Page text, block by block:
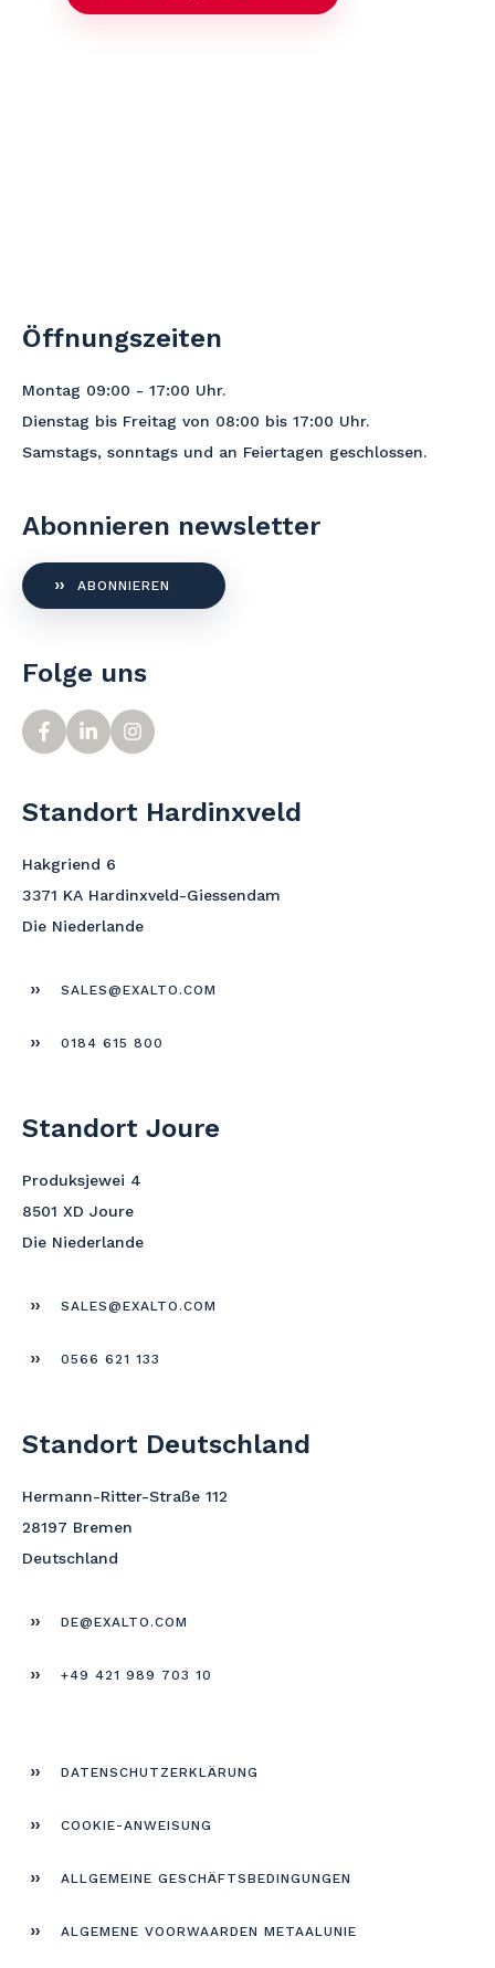
Öffnungszeiten
Montag 09:00 - 17:00 Uhr.
Dienstag bis Freitag von 08:00 bis 17:00 Uhr.
Samstags, sonntags und an Feiertagen geschlossen.
Abonnieren newsletter
ABONNIEREN
Folge uns
Standort Hardinxveld
Hakgriend 6
3371 KA Hardinxveld-Giessendam
Die Niederlande
SALES@EXALTO.COM
0184 615 800
Standort Joure
Produksjewei 4
8501 XD Joure
Die Niederlande
SALES@EXALTO.COM
0566 621 133
Standort Deutschland
Hermann-Ritter-Straße 112
28197 Bremen
Deutschland
DE@EXALTO.COM
+49 421 989 703 10
DATEN­SCHUTZERKLÄRUNG
COOKIE-ANWEISUNG
ALLGEMEINE GESCHÄFTS­BEDINGUNGEN
ALGEMENE VOORWAARDEN METAALUNIE